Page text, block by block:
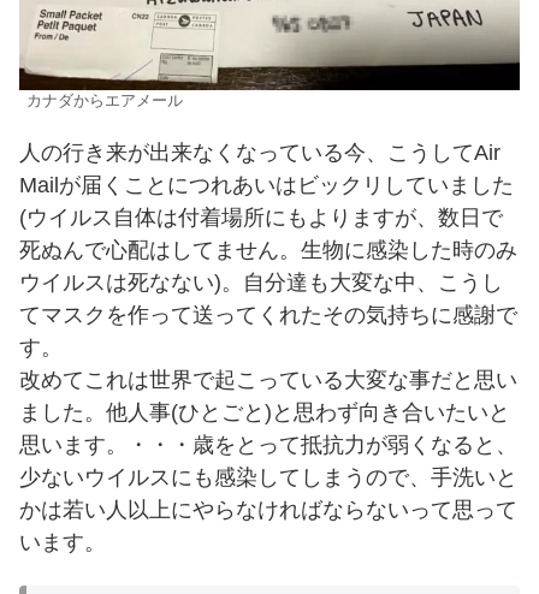
カナダからエアメール
人の行き来が出来なくなっている今、こうしてAir
Mailが届くことにつれあいはビックリしていました
(ウイルス自体は付着場所にもよりますが、数日で
死ぬんで心配はしてません。生物に感染した時のみ
ウイルスは死なない)。自分達も大変な中、こうし
てマスクを作って送ってくれたその気持ちに感謝で
す。
改めてこれは世界で起こっている大変な事だと思い
ました。他人事(ひとごと)と思わず向き合いたいと
思います。・・・歳をとって抵抗力が弱くなると、
少ないウイルスにも感染してしまうので、手洗いと
かは若い人以上にやらなければならないって思って
います。